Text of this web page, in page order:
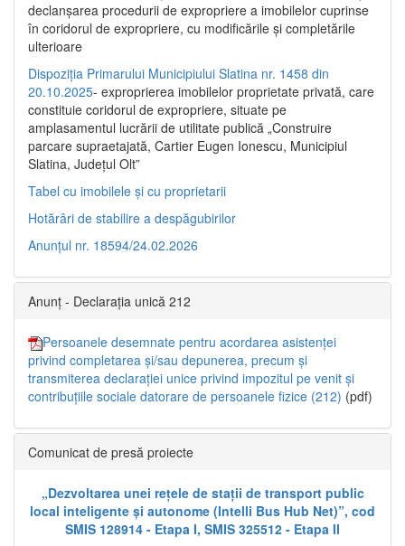
declanşarea procedurii de expropriere a imobilelor cuprinse
în coridorul de expropriere, cu modificările şi completările
ulterioare
Dispoziția Primarului Municipiului Slatina nr. 1458 din
20.10.2025- exproprierea imobilelor proprietate privată, care
constituie coridorul de expropriere, situate pe
amplasamentul lucrării de utilitate publică „Construire
parcare supraetajată, Cartier Eugen Ionescu, Municipiul
Slatina, Județul Olt”
Tabel cu imobilele și cu proprietarii
Hotărâri de stabilire a despăgubirilor
Anunțul nr. 18594/24.02.2026
Anunț - Declarația unică 212
Persoanele desemnate pentru acordarea asistenței
privind completarea și/sau depunerea, precum și
transmiterea declarației unice privind impozitul pe venit și
contribuțiile sociale datorare de persoanele fizice (212) (pdf)
Comunicat de presă proiecte
„Dezvoltarea unei rețele de stații de transport public
local inteligente și autonome (Intelli Bus Hub Net)”, cod
SMIS 128914 - Etapa I, SMIS 325512 - Etapa II